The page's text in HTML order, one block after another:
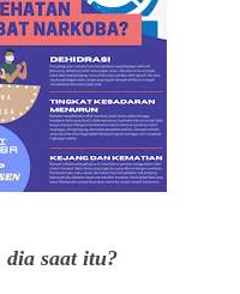
dia saat itu?